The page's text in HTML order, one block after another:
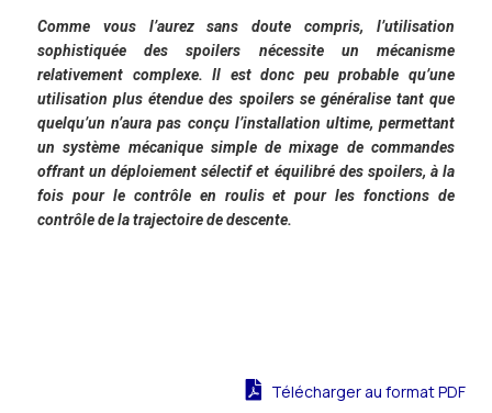
Comme vous l’aurez sans doute compris, l’utilisation
sophistiquée des spoilers nécessite un mécanisme
relativement complexe. Il est donc peu probable qu’une
utilisation plus étendue des spoilers se généralise tant que
quelqu’un n’aura pas conçu l’installation ultime, permettant
un système mécanique simple de mixage de commandes
offrant un déploiement sélectif et équilibré des spoilers, à la
fois pour le contrôle en roulis et pour les fonctions de
contrôle de la trajectoire de descente.
Télécharger au format PDF